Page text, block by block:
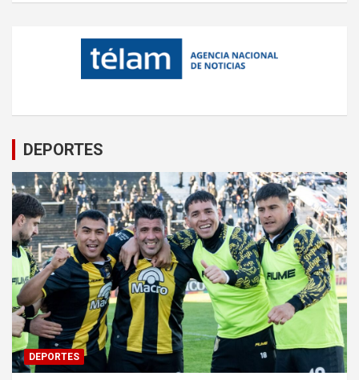
DEPORTES
DEPORTES